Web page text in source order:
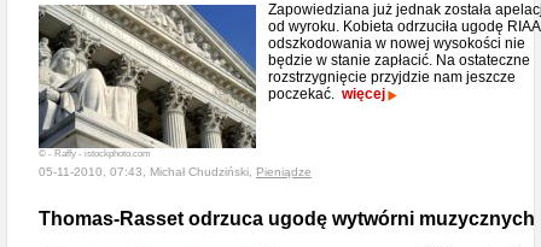
© - Raffy - istockphoto.com
Zapowiedziana już jednak została
od wyroku. Kobieta odrzuciła ugodę
odszkodowania w nowej wysokości nie
będzie w stanie zapłacić. Na ostateczne
rozstrzygnięcie przyjdzie nam jeszcze
poczekać. więcej
05-11-2010, 07:43, Michał Chudziński, Pieniądze
Thomas-Rasset odrzuca ugodę wytwórni muzycznych